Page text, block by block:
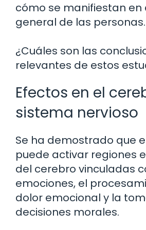
cómo se manifiestan en
general de las personas.
¿Cuáles son las
relevantes de estos
Efectos en el
sistema nervioso
Se ha demostrado que
puede activar regiones
del cerebro vinculadas
emociones, el
dolor emocional y la
decisiones morales.